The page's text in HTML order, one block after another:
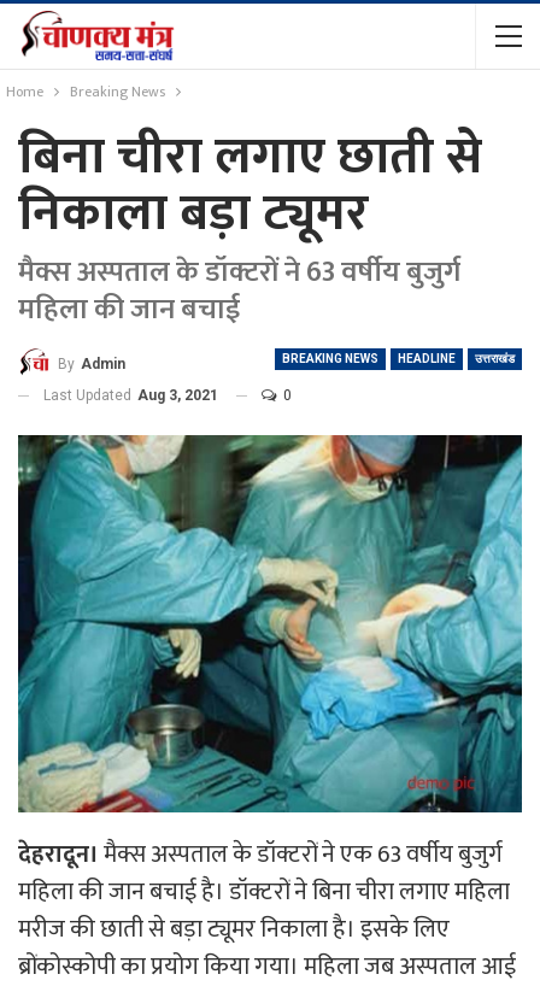
Home Breaking News
बिना चीरा लगाए छाती से
निकाला बड़ा ट्यूमर
मैक्स अस्पताल के डॉक्टरों ने 63 वर्षीय बुजुर्ग
महिला की जान बचाई
BREAKING NEWS HEADLINE उत्तराखंड
By Admin
Last Updated Aug 3, 2021 0
देहरादून। मैक्स अस्पताल के डॉक्टरों ने एक 63 वर्षीय बुजुर्ग
महिला की जान बचाई है। डॉक्टरों ने बिना चीरा लगाए महिला
मरीज की छाती से बड़ा ट्यूमर निकाला है। इसके लिए
ब्रोंकोस्कोपी का प्रयोग किया गया। महिला जब अस्पताल आई